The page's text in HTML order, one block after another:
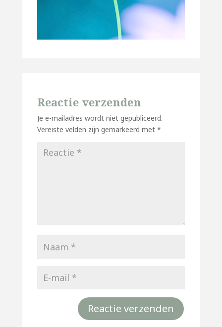
Reactie verzenden
Je e-mailadres wordt niet gepubliceerd.
Vereiste velden zijn gemarkeerd met *